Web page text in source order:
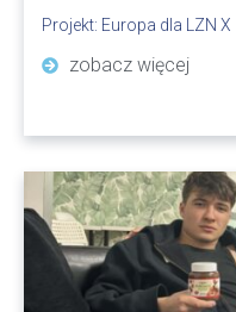
Projekt: Europa dla LZN X
zobacz więcej